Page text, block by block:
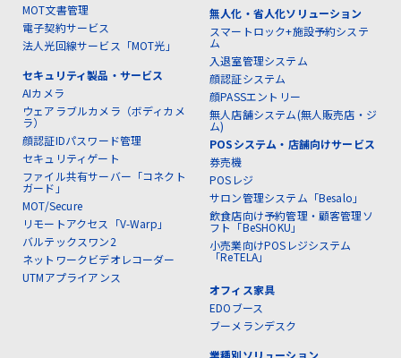
MOT文書管理
電子契約サービス
法人光回線サービス「MOT光」
セキュリティ製品・サービス
AIカメラ
ウェアラブルカメラ（ボディカメ
ラ）
顔認証IDパスワード管理
セキュリティゲート
ファイル共有サーバー「コネクト
ガード」
MOT/Secure
リモートアクセス「V-Warp」
バルテックスワン2
ネットワークビデオレコーダー
UTMアプライアンス
無人化・省人化ソリューション
スマートロック+施設予約システ
ム
入退室管理システム
顔認証システム
顔PASSエントリー
無人店舗システム(無人販売店・ジ
ム)
POSシステム・店舗向けサービス
券売機
POSレジ
サロン管理システム「Besalo」
飲食店向け予約管理・顧客管理ソ
フト「BeSHOKU」
小売業向けPOSレジシステム
「ReTELA」
オフィス家具
EDOブース
ブーメランデスク
業種別ソリューション